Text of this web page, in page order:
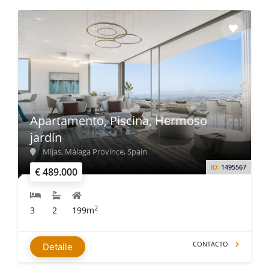
€ 489.000 ID: 1495567
Apartamento, Piscina, Hermoso
jardín
Mijas, Málaga Province, Spain
3 2 199m2
Detalle CONTACTO